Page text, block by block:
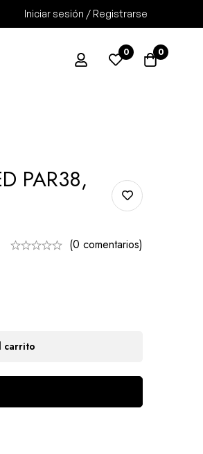
Iniciar sesión / Registrarse
0 0
PAR38,
(0 comentarios)
carrito